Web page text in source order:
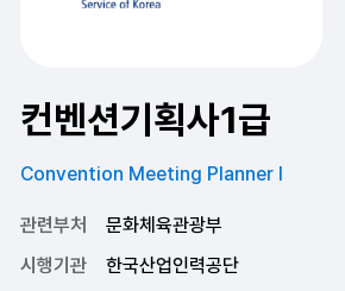
컨벤션기획사1급
Convention Meeting Planner Ⅰ
관련부처
문화체육관광부
시행기관
한국산업인력공단